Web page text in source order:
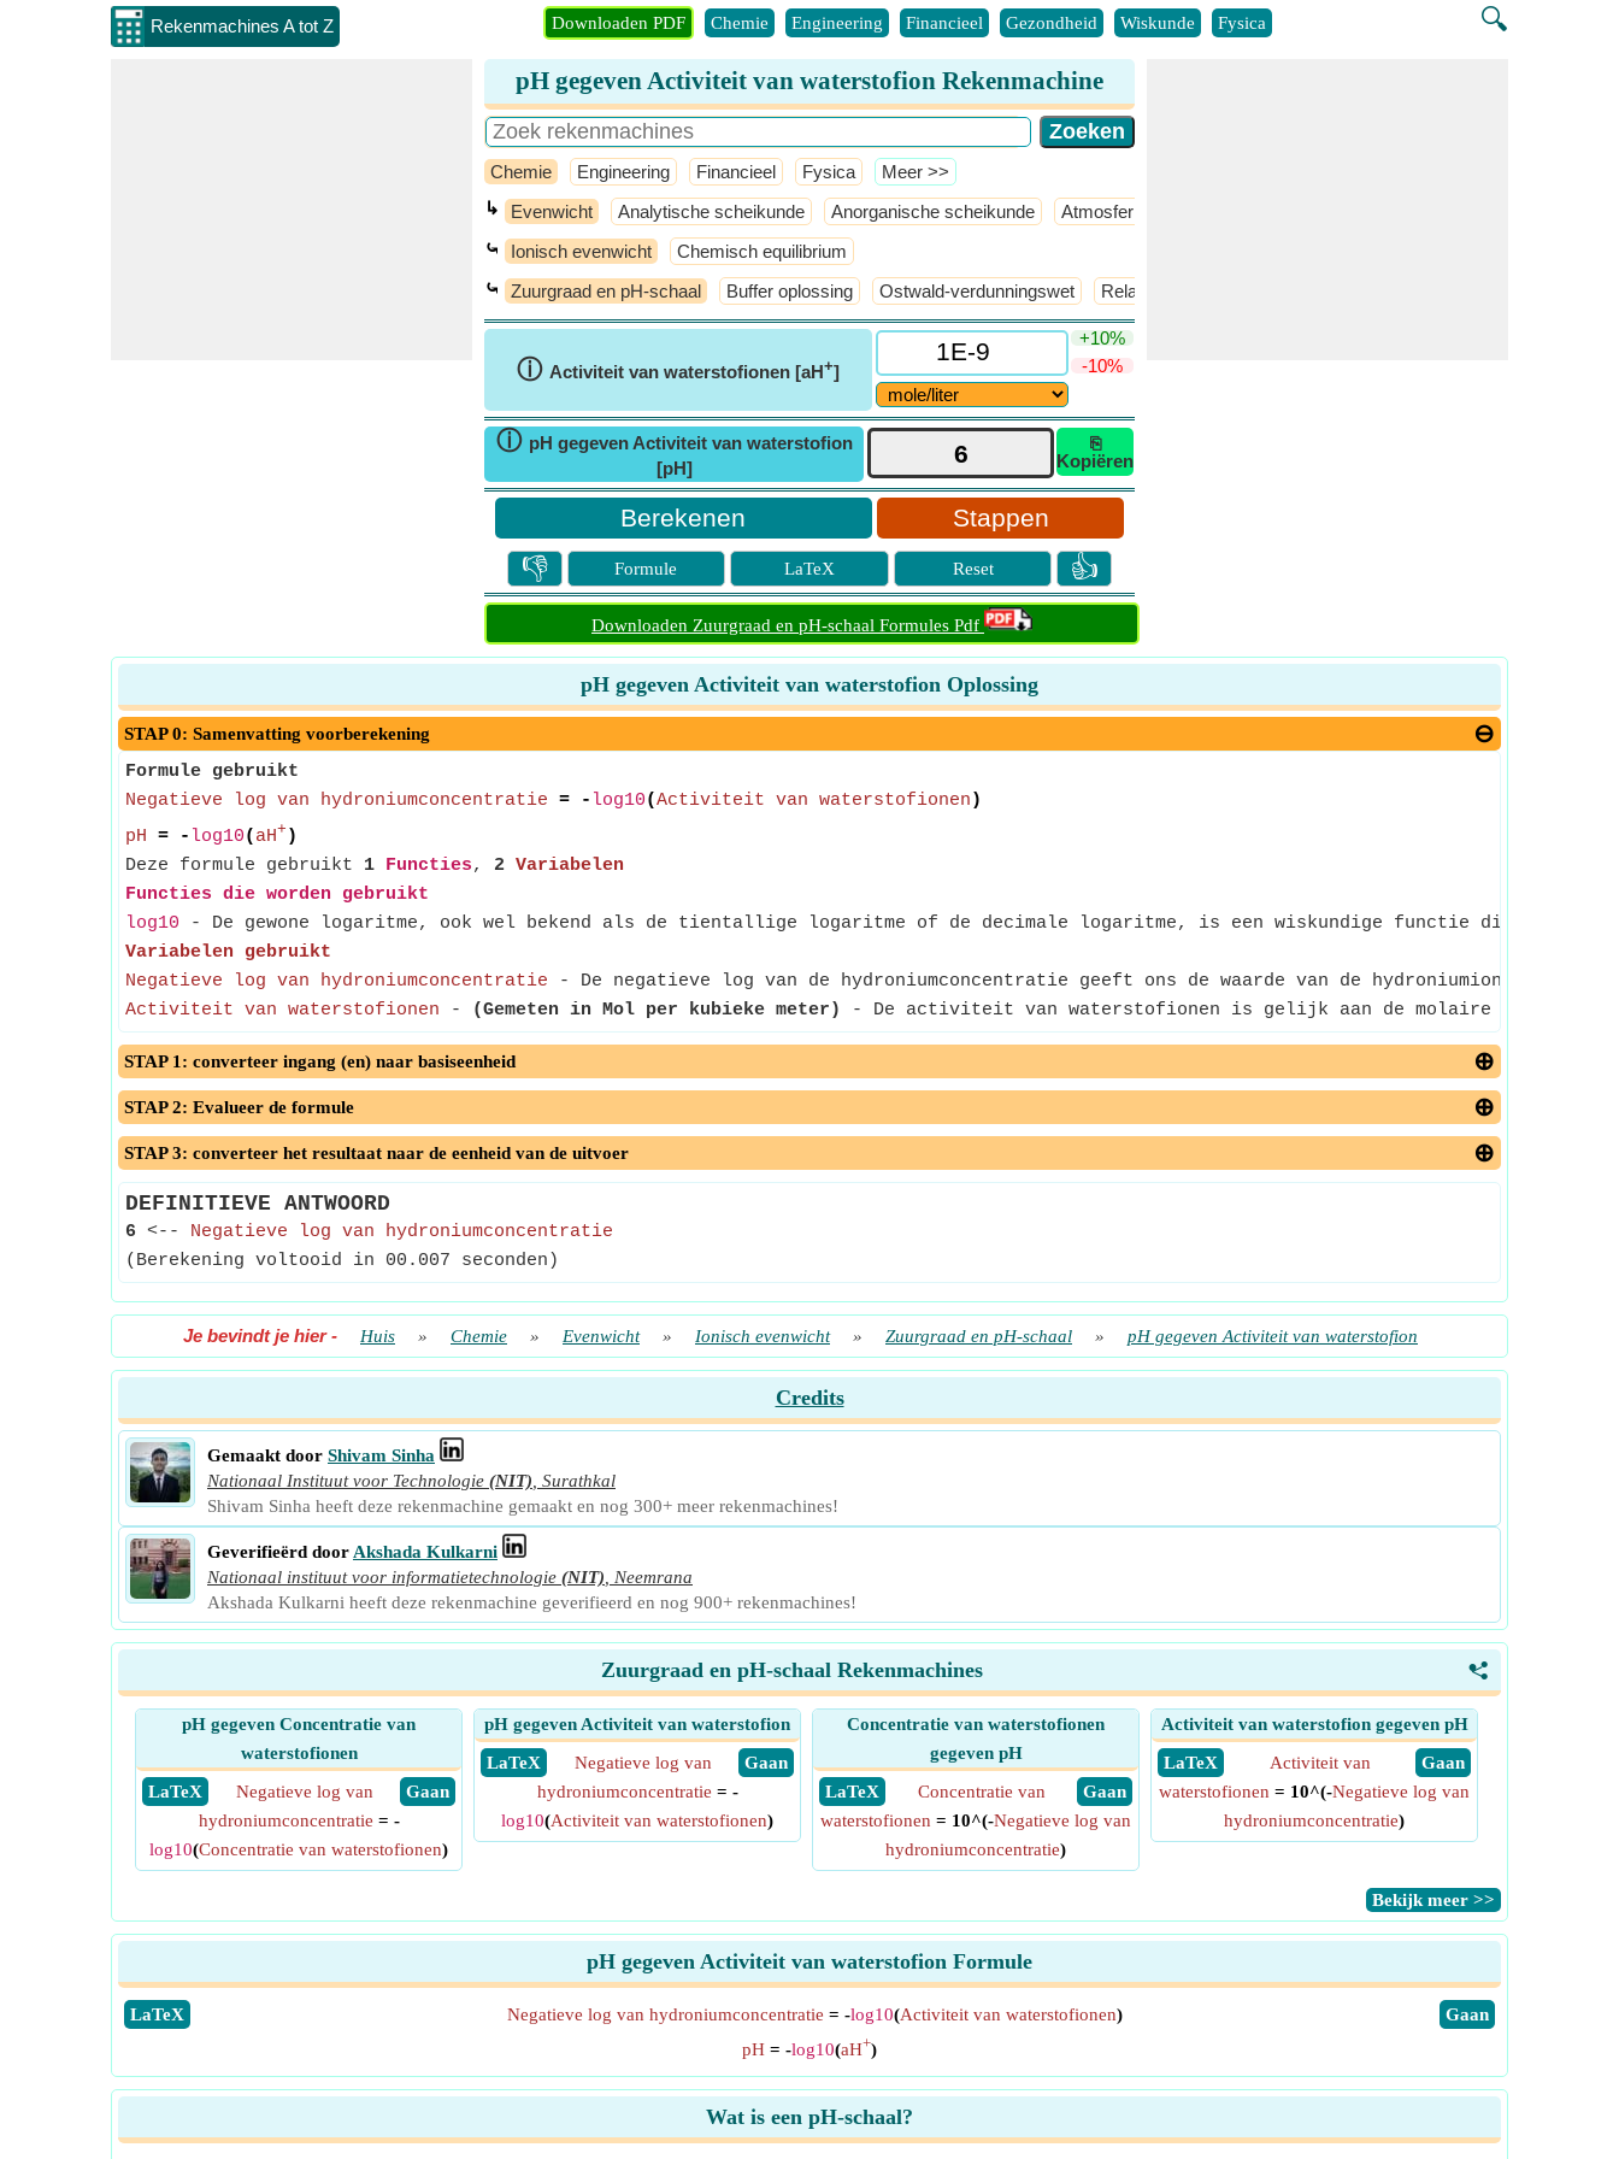
Rekenmachines A tot Z 🔍
Downloaden PDF Chemie Engineering Financieel Gezondheid Wiskunde Fysica
pH gegeven Activiteit van waterstofion Rekenmachine
Chemie Engineering Financieel Fysica ​Meer >>
↳ Evenwicht Analytische scheikunde Anorganische scheikunde Atmosferische Chemie
⤿ Ionisch evenwicht Chemisch equilibrium
⤿ Zuurgraad en pH-schaal Buffer oplossing Ostwald-verdunningswet Relatieve sterkte van twee zuren
ⓘ Activiteit van waterstofionen [aH+]
+10%
-10%
ⓘ pH gegeven Activiteit van waterstofion
[pH]
⎘
Kopiëren
Stappen
👎 Formule LaTeX Reset 👍
Downloaden Zuurgraad en pH-schaal Formules Pdf
pH gegeven Activiteit van waterstofion Oplossing
STAP 0: Samenvatting voorberekening
Formule gebruikt
Negatieve log van hydroniumconcentratie = - log10(Activiteit van waterstofionen )
pH = - log10( aH+ )
Deze formule gebruikt 1 Functies, 2 Variabelen
Functies die worden gebruikt
log10 - De gewone logaritme, ook wel bekend als de tientallige logaritme of de decimale logaritme, is een wiskundige functie die het
Variabelen gebruikt
Negatieve log van hydroniumconcentratie - De negatieve log van de hydroniumconcentratie geeft ons de waarde van de
Activiteit van waterstofionen - (Gemeten in Mol per kubieke meter) - De activiteit van waterstofionen is gelijk aan de molaire
STAP 1: converteer ingang (en) naar basiseenheid
STAP 2: Evalueer de formule
STAP 3: converteer het resultaat naar de eenheid van de uitvoer
DEFINITIEVE ANTWOORD
6 <-- Negatieve log van hydroniumconcentratie
(Berekening voltooid in 00.007 seconden)
Je bevindt je hier- Huis » Chemie » Evenwicht » Ionisch evenwicht » Zuurgraad en pH-schaal » pH gegeven Activiteit van waterstofion
Credits
Gemaakt door Shivam Sinha
Nationaal Instituut voor Technologie (NIT) Surathkal
Shivam Sinha heeft deze rekenmachine gemaakt en nog 300+ meer rekenmachines!
Geverifieërd door Akshada Kulkarni
Nationaal instituut voor informatietechnologie (NIT)
Neemrana
Akshada Kulkarni heeft deze rekenmachine geverifieerd en nog 900+ rekenmachines!
<
Zuurgraad en pH-schaal Rekenmachines
pH gegeven Concentratie van
waterstofionen
​ LaTeX
​ Gaan
Negatieve log van
hydroniumconcentratie = -
log10(Concentratie van waterstofionen)
pH gegeven Activiteit van waterstofion
​ LaTeX
​ Gaan
Negatieve log van
hydroniumconcentratie = -
log10(Activiteit van waterstofionen)
Concentratie van waterstofionen
gegeven pH
​ LaTeX
​ Gaan
Concentratie van
waterstofionen = 10^(-Negatieve log van
hydroniumconcentratie)
Activiteit van waterstofion gegeven pH
​ LaTeX
​ Gaan
Activiteit van
waterstofionen = 10^(-Negatieve log van
hydroniumconcentratie)
​Bekijk meer >>
pH gegeven Activiteit van waterstofion Formule
​LaTeX ​Gaan
Negatieve log van hydroniumconcentratie = -log10(Activiteit van waterstofionen)
pH = -log10(aH+)
Wat is een pH-schaal?